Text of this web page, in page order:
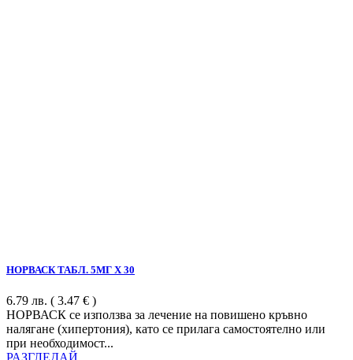
НОРВАСК ТАБЛ. 5МГ Х 30
6.79 лв. ( 3.47 € )
НОРВАСК се използва за лечение на повишено кръвно
налягане (хипертония), като се прилага самостоятелно или
при необходимост...
РАЗГЛЕДАЙ